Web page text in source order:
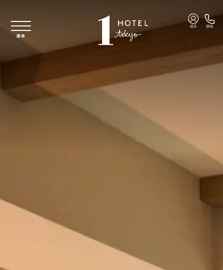
菜单
成员 致电